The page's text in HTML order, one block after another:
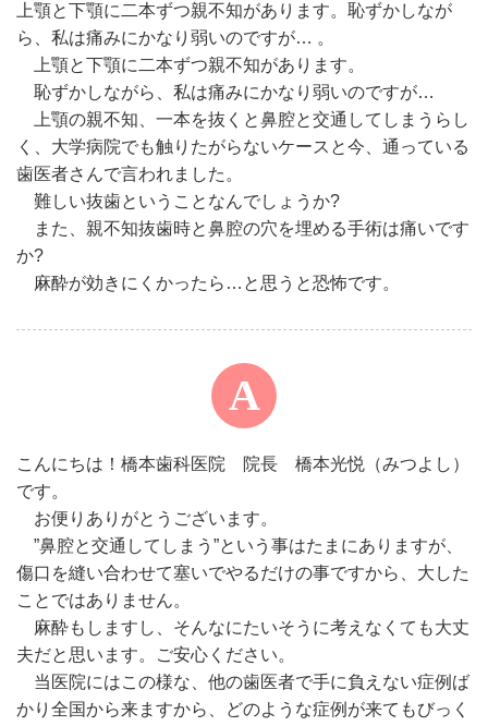
上顎と下顎に二本ずつ親不知があります。恥ずかしなが
ら、私は痛みにかなり弱いのですが… 。
上顎と下顎に二本ずつ親不知があります。
恥ずかしながら、私は痛みにかなり弱いのですが…
上顎の親不知、一本を抜くと鼻腔と交通してしまうらし
く、大学病院でも触りたがらないケースと今、通っている
歯医者さんで言われました。
難しい抜歯ということなんでしょうか?
また、親不知抜歯時と鼻腔の穴を埋める手術は痛いです
か?
麻酔が効きにくかったら…と思うと恐怖です。
こんにちは！橋本歯科医院 院長 橋本光悦（みつよし）
です。
お便りありがとうございます。
”鼻腔と交通してしまう”という事はたまにありますが、
傷口を縫い合わせて塞いでやるだけの事ですから、大した
ことではありません。
麻酔もしますし、そんなにたいそうに考えなくても大丈
夫だと思います。ご安心ください。
当医院にはこの様な、他の歯医者で手に負えない症例ば
かり全国から来ますから、どのような症例が来てもびっく